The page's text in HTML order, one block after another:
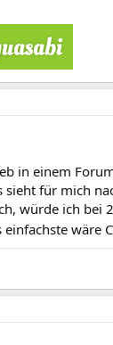
in einem
sieht für mich
würde ich bei
einfachste wäre